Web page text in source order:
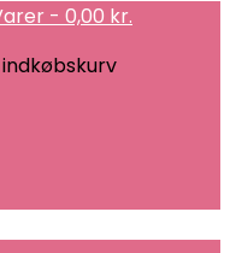
- 0,00 kr.